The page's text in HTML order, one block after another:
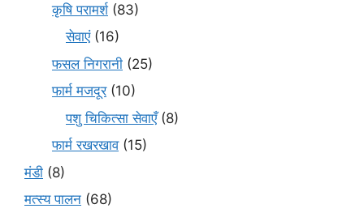
कृषि परामर्श(83)
सेवाएं(16)
फसल निगरानी (25)
फार्म मजदूर(10)
पशु चिकित्सा सेवाएँ(8)
फार्म रखरखाव(15)
मंडी (8)
मत्स्य पालन (68)